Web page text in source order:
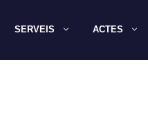
SERVEIS ACTES